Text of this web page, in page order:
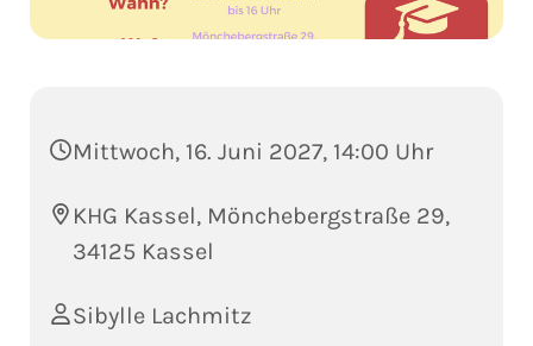
Mittwoch, 16. Juni 2027, 14:00 Uhr
KHG Kassel, Mönchebergstraße 29,
34125 Kassel
Sibylle Lachmitz